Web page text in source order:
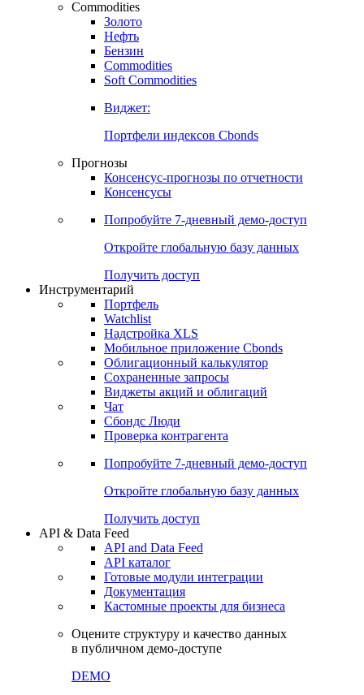
Commodities
Золото
Нефть
Бензин
Commodities
Soft Commodities
Виджет:
Портфели индексов Cbonds
Прогнозы
Консенсус-прогнозы по отчетности
Консенсусы
Попробуйте 7-дневный демо-доступ
Откройте глобальную базу данных
Получить доступ
Инструментарий
Портфель
Watchlist
Надстройка XLS
Мобильное приложение Cbonds
Облигационный калькулятор
Сохраненные запросы
Виджеты акций и облигаций
Чат
Сбондс Люди
Проверка контрагента
Попробуйте 7-дневный демо-доступ
Откройте глобальную базу данных
Получить доступ
API & Data Feed
API and Data Feed
API каталог
Готовые модули интеграции
Документация
Кастомные проекты для бизнеса
Оцените структуру и качество данных
в публичном демо-доступе
DEMO